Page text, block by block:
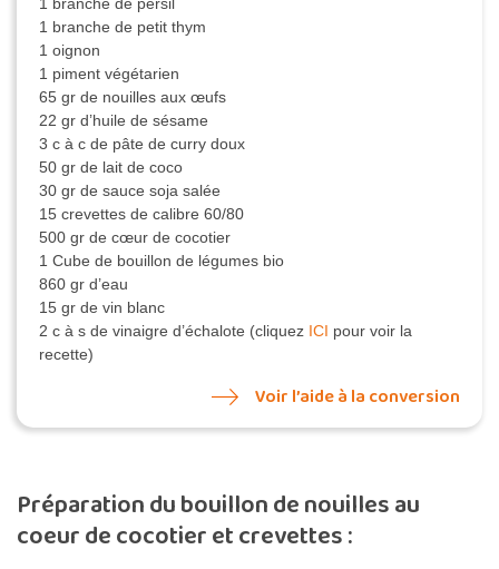
1 branche de petit thym
1 oignon
1 piment végétarien
65 gr de nouilles aux œufs
22 gr d’huile de sésame
3 c à c de pâte de curry doux
50 gr de lait de coco
30 gr de sauce soja salée
15 crevettes de calibre 60/80
500 gr de cœur de cocotier
1 Cube de bouillon de légumes bio
860 gr d’eau
15 gr de vin blanc
2 c à s de vinaigre d’échalote (cliquez ICI pour voir la
recette)
Voir l’aide à la conversion
Préparation du bouillon de nouilles au
coeur de cocotier et crevettes :